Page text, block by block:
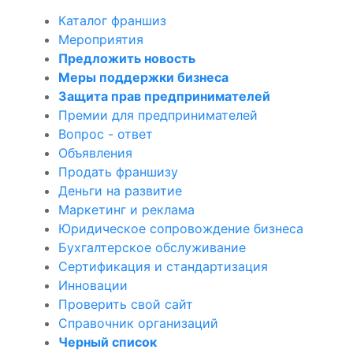
Каталог франшиз
Мероприятия
Предложить новость
Меры поддержки бизнеса
Защита прав предпринимателей
Премии для предпринимателей
Вопрос - ответ
Объявления
Продать франшизу
Деньги на развитие
Маркетинг и реклама
Юридическое сопровождение бизнеса
Бухгалтерское обслуживание
Сертификация и стандартизация
Инновации
Проверить свой сайт
Справочник организаций
Черный список